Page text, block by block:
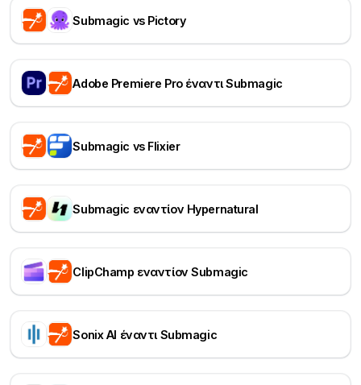
Submagic vs Pictory
Adobe Premiere Pro έναντι Submagic
Submagic vs Flixier
Submagic εναντίον Hypernatural
ClipChamp εναντίον Submagic
Sonix AI έναντι Submagic